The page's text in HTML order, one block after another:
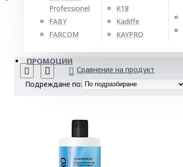
Professionel
FABY
FARCOM
K18
Kadiffe
KAYPRO
ПРОМОЦИИ
Сравнение на продукт
Подреждане по: